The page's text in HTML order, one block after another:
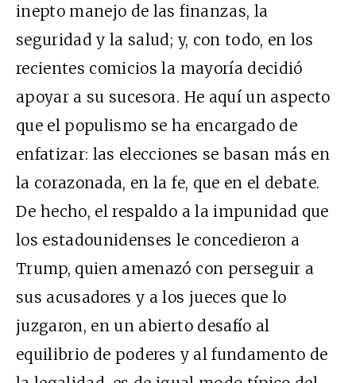
inepto manejo de las finanzas, la
seguridad y la salud; y, con todo, en los
recientes comicios la mayoría decidió
apoyar a su sucesora. He aquí un aspecto
que el populismo se ha encargado de
enfatizar: las elecciones se basan más en
la corazonada, en la fe, que en el debate.
De hecho, el respaldo a la impunidad que
los estadounidenses le concedieron a
Trump, quien amenazó con perseguir a
sus acusadores y a los jueces que lo
juzgaron, en un abierto desafío al
equilibrio de poderes y al fundamento de